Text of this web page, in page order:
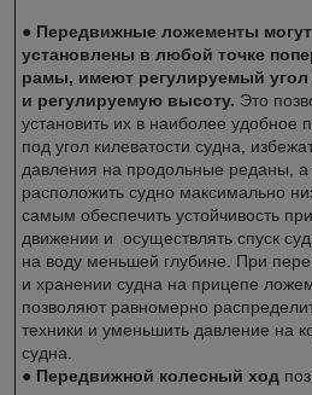
● Передвижные ложементы
установлены в любой точке
рамы, имеют регулируемый угол
и регулируемую высоту. Это
установить их в наиболее удобное
под угол килеватости судна,
давления на продольные реданы, а
расположить судно максимально
самым обеспечить устойчивость
движении и осуществлять спуск
на воду меньшей глубине. При
и хранении судна на прицепе
позволяют равномерно
техники и уменьшить давление на
судна.
● Передвижной колесный ход